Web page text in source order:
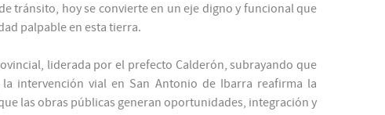
tránsito, hoy se convierte en un eje digno y funcional que
palpable en esta tierra.
liderada por el prefecto Calderón, subrayando que
intervención vial en San Antonio de Ibarra reafirma la
las obras públicas generan oportunidades, integración y